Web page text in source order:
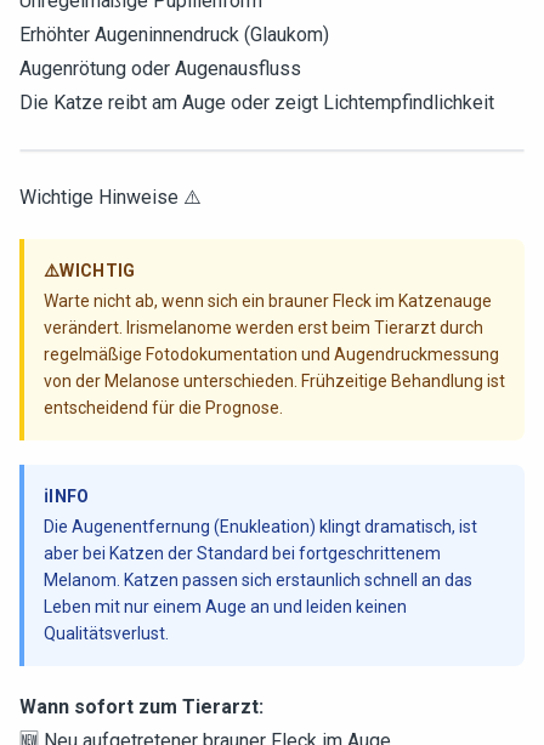
Erhöhter Augeninnendruck (Glaukom)
Augenrötung oder Augenausfluss
Die Katze reibt am Auge oder zeigt Lichtempfindlichkeit
Wichtige Hinweise ⚠️
⚠️WICHTIG
Warte nicht ab, wenn sich ein brauner Fleck im Katzenauge
verändert. Irismelanome werden erst beim Tierarzt durch
regelmäßige Fotodokumentation und Augendruckmessung
von der Melanose unterschieden. Frühzeitige Behandlung ist
entscheidend für die Prognose.
ℹ️ INFO
Die Augenentfernung (Enukleation) klingt dramatisch, ist
aber bei Katzen der Standard bei fortgeschrittenem
Melanom. Katzen passen sich erstaunlich schnell an das
Leben mit nur einem Auge an und leiden keinen
Qualitätsverlust.
Wann sofort zum Tierarzt: